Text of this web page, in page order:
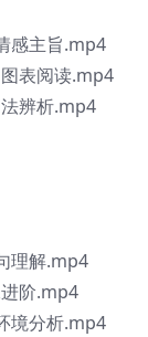
感主旨.mp4
表阅读.mp4
辨析.mp4
理解.mp4
阶.mp4
境分析.mp4